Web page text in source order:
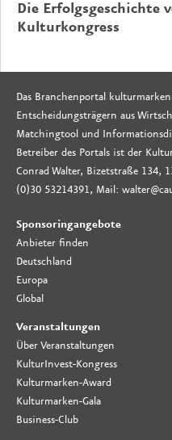
Die Erfolgsgeschichte
Kulturkongress
Das Branchenportal
Entscheidungsträgern aus
Matchingtool und
Betreiber des Portals ist der
Conrad Walter, Bizetstraße 134,
(0)30 53214391, Mail:
Sponsoringangebote
Anbieter finden
Deutschland
Europa
Global
Veranstaltungen
Über Veranstaltungen
KulturInvest-Kongress
Kulturmarken-Award
Kulturmarken-Gala
Business-Club